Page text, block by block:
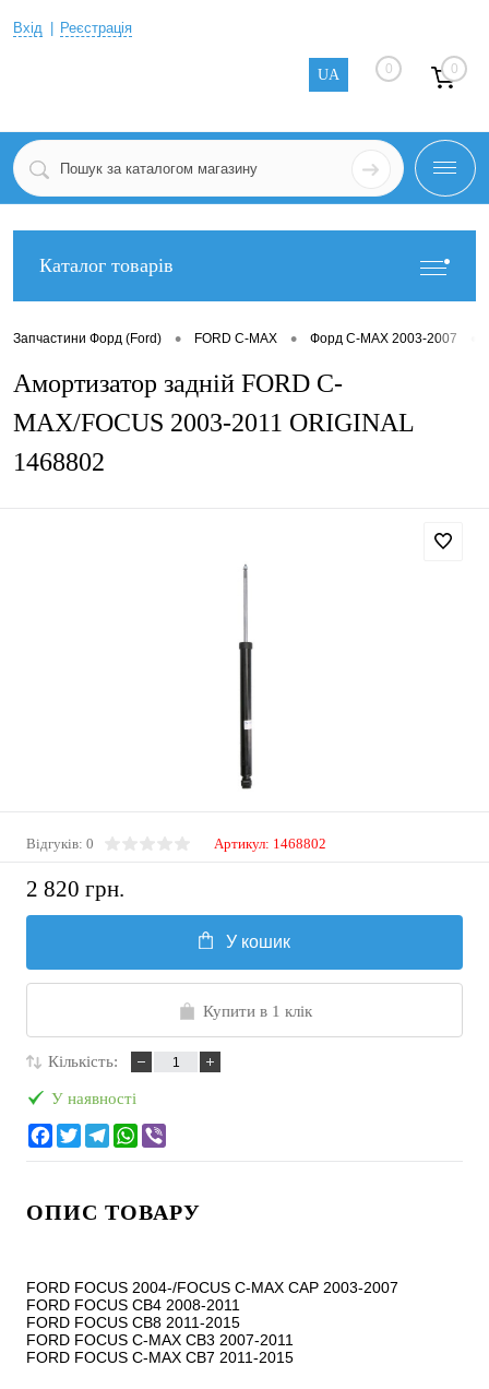
Вхід Реєстрація
UA 0 0
Каталог товарів
Запчастини Форд (Ford) • FORD C-MAX • Форд C-MAX 2003-2007
Амортизатор задній FORD C-
MAX/FOCUS 2003-2011 ORIGINAL
1468802
Відгуків: 0 Артикул: 1468802
2 820 грн.
У кошик
Купити в 1 клік
Кількість:
У наявності
ОПИС ТОВАРУ
FORD FOCUS 2004-/FOCUS C-MAX CAP 2003-2007
FORD FOCUS CB4 2008-2011
FORD FOCUS CB8 2011-2015
FORD FOCUS C-MAX CB3 2007-2011
FORD FOCUS C-MAX CB7 2011-2015